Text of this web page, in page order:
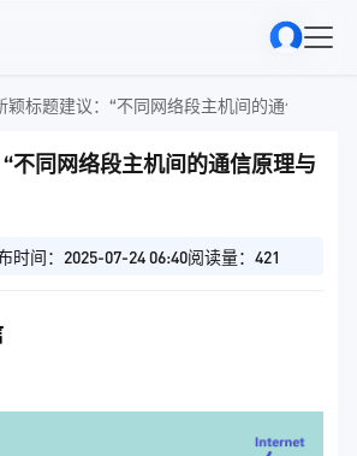
颖标题建议：“不同网络段主机间的通信原理与
不同网络段主机间的通信原理与
时间：2025-07-24 06:40阅读量：421